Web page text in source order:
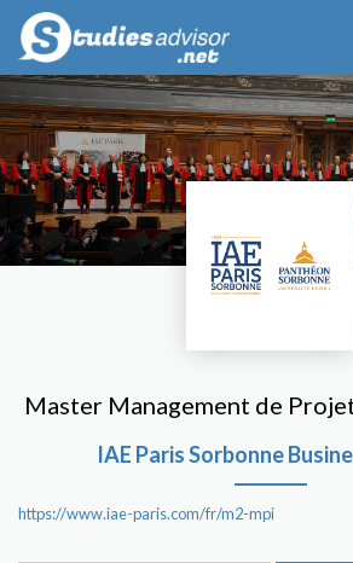
Master Management de
IAE Paris Sorbonne
https://www.iae-paris.com/fr/m2-mpi